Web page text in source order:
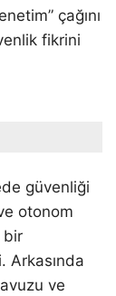
çağını
fikrini
güvenliği
otonom
bir
Arkasında
ve